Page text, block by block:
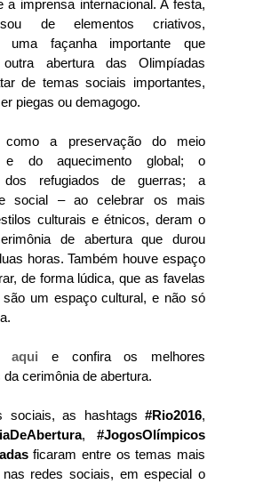
a imprensa internacional. A festa,
de elementos criativos,
uma façanha importante que
outra abertura das Olimpíadas
de temas sociais importantes,
piegas ou demagogo.
como a preservação do meio
e do aquecimento global; o
dos refugiados de guerras; a
social – ao celebrar os mais
culturais e étnicos, deram o
de abertura que durou
horas. Também houve espaço
de forma lúdica, que as favelas
são um espaço cultural, e não só
aqui e confira os melhores
cerimônia de abertura.
sociais, as hashtags #Rio2016,
, #JogosOlímpicos
ficaram entre os temas mais
nas redes sociais, em especial o